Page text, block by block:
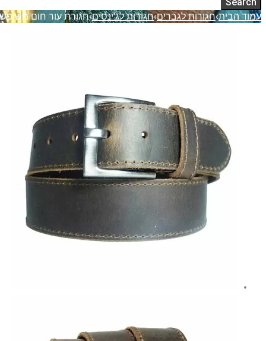
עמוד הבית›חגורות לגברים›חגורות לג'ינסים›חגורת עור חום